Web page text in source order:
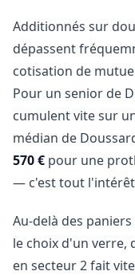
Additionnés sur
dépassent
cotisation de
Pour un senior de
cumulent vite sur
médian de
570 € pour une
— c'est tout
Au-delà des
le choix d'un verre,
en secteur 2 fait